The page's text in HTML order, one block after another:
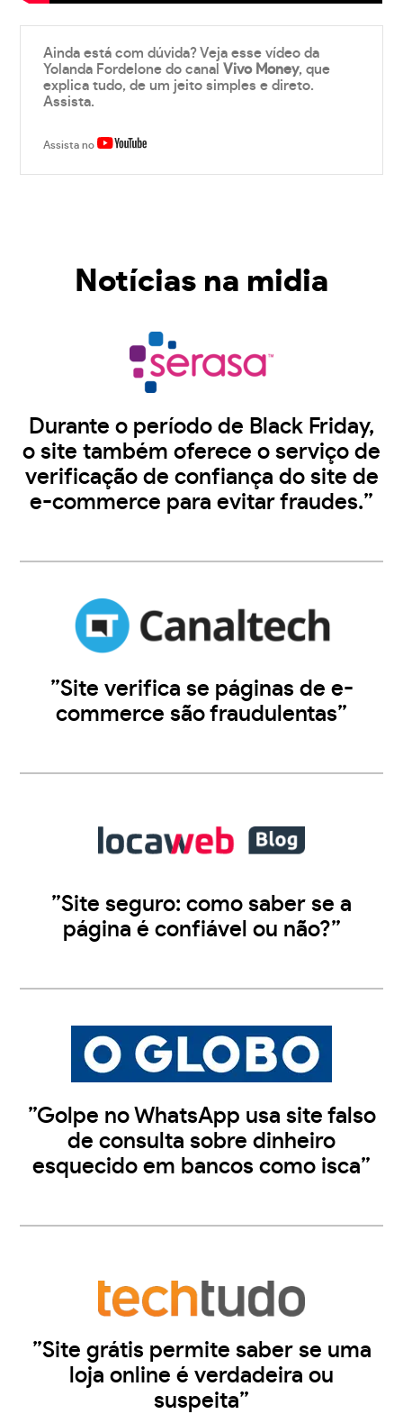
Ainda está com dúvida? Veja esse vídeo da
Yolanda Fordelone do canalVivo Money, que
explica tudo, de um jeito simples e direto.
Assista.
Assista no
Notícias na midia
Durante o período de Black Friday,
o site também oferece o serviço de
verificação de confiança do site de
e-commerce para evitar fraudes.”
”Site verifica se páginas de e-
commerce são fraudulentas”
”Site seguro: como saber se a
página é confiável ou não?”
”Golpe no WhatsApp usa site falso
de consulta sobre dinheiro
esquecido em bancos como isca”
”Site grátis permite saber se uma
loja online é verdadeira ou
suspeita”